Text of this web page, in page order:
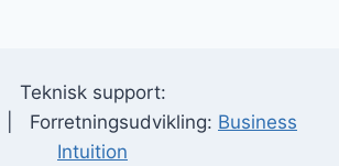
Teknisk support:
| Forretningsudvikling: Business
Intuition